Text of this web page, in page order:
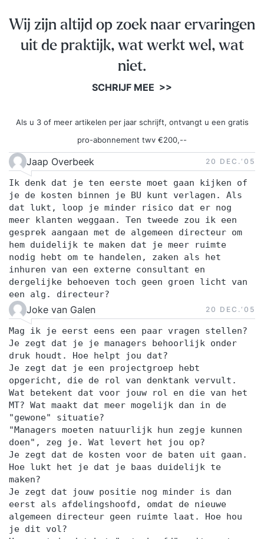
en ontwikkelbehoefte. Stap 2. Je volgt een
inspirerende en praktijkgerichte training De
tweedaagse training Timemanagement wordt
verspreid over twee weken gegeven. De
trainingsdagen bestaan uit inspirerende
reflectiemomenten die direct toepasbaar zijn in je
werk. Tussen de twee trainingsdagen door pas je
het geleerde meteen toe in de praktijk. Tijdens de
tweede bijeenkomst bespreek je samen met de
trainer en de groep je ervaringen, inzichten en
resultaten. Je sluit de training af met een
persoonlijke eindevaluatie en een concreet
actieplan voor de periode daarna. Stap 3. Een
jaar lang toegang tot het Online Learning
Platform Vanaf de eerste trainingsdag krijg je
toegang tot het YEARTH Online Learning
Platform. Hier vind je verdiepende artikelen,
opdrachten en tools om het geleerde direct toe
te passen. Je leert waar en wanneer het jou
uitkomt via de YEARTH app, je tablet of
computer. Zo haal je het maximale resultaat uit je
training en pas je het geleerde duurzaam toe in je
dagelijkse praktijk. Over je trainer De training
wordt verzorgd door een ervaren trainer met
ruime praktijkervaring. Onze trainers combineren
kennis, analytisch vermogen en een scherp
observatievermogen met een persoonlijke en
positieve aanpak. Ze confronteren op een
respectvolle manier, dagen je uit en helpen je om
het maximale uit jezelf te halen.
Wij zijn altijd op zoek naar ervaringen
uit de praktijk, wat werkt wel, wat
niet.
SCHRIJF MEE >>
Als u 3 of meer artikelen per jaar schrijft, ontvangt u een gratis
pro-abonnement twv €200,--
Jaap Overbeek 20 DEC.‘05
Ik denk dat je ten eerste moet gaan kijken of
je de kosten binnen je BU kunt verlagen. Als
dat lukt, loop je minder risico dat er nog
meer klanten weggaan. Ten tweede zou ik een
gesprek aangaan met de algemeen directeur om
hem duidelijk te maken dat je meer ruimte
nodig hebt om te handelen, zaken als het
inhuren van een externe consultant en
dergelijke behoeven toch geen groen licht van
een alg. directeur?
Joke van Galen 20 DEC.‘05
Mag ik je eerst eens een paar vragen stellen?
Je zegt dat je je managers behoorlijk onder
druk houdt. Hoe helpt jou dat?
Je zegt dat je een projectgroep hebt
opgericht, die de rol van denktank vervult.
Wat betekent dat voor jouw rol en die van het
MT? Wat maakt dat meer mogelijk dan in de
"gewone" situatie?
"Managers moeten natuurlijk hun zegje kunnen
doen", zeg je. Wat levert het jou op?
Je zegt dat de kosten voor de baten uit gaan.
Hoe lukt het je dat je baas duidelijk te
maken?
Je zegt dat jouw positie nog minder is dan
eerst als afdelingshoofd, omdat de nieuwe
algemeen directeur geen ruimte laat. Hoe hou
je dit vol?